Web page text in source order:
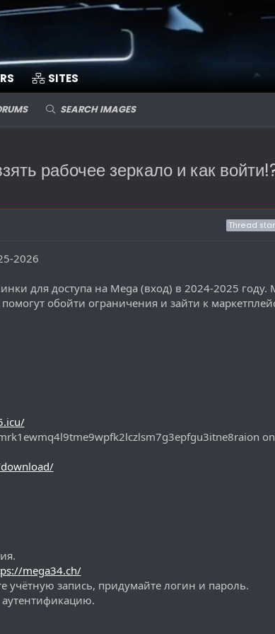
SITES
SEARCH IMAGES
рабочее зеркало и как
Thread
2026
для доступа на Mega (вход) в 2024-2025
обойти ограничения и зайти к
mega34.ch/
учётную запись, придумайте логин и пароль.